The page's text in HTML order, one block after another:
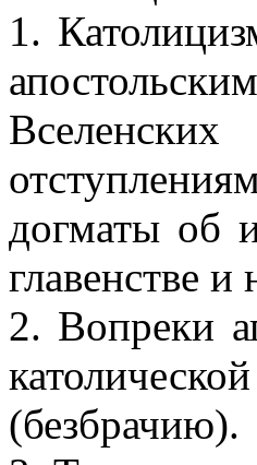
1.
догматы об
главенстве
2. Вопреки
(безбрачию).